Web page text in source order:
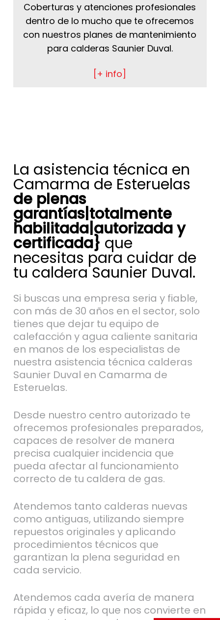
Coberturas y atenciones profesionales
dentro de lo mucho que te ofrecemos
con nuestros planes de mantenimiento
para calderas Saunier Duval.
[+ info]
La asistencia técnica en
Camarma de Esteruelas
de plenas
garantías|totalmente
habilitada|autorizada y
certificada} que
necesitas para cuidar de
tu caldera Saunier Duval.
Si buscas una empresa seria y fiable,
con más de 30 años en el sector, solo
tienes que dejar tu equipo de
calefacción y agua caliente sanitaria
en manos de los especialistas de
nuestra asistencia técnica calderas
Saunier Duval en Camarma de
Esteruelas.
Desde nuestro centro autorizado te
ofrecemos profesionales preparados,
capaces de resolver de manera
precisa cualquier incidencia que
pueda afectar al funcionamiento
correcto de tu caldera de gas.
Atendemos tanto calderas nuevas
como antiguas, utilizando siempre
repuestos originales y aplicando
procedimientos técnicos que
garantizan la plena seguridad en
cada servicio.
Atendemos cada avería de manera
rápida y eficaz, lo que nos convierte en